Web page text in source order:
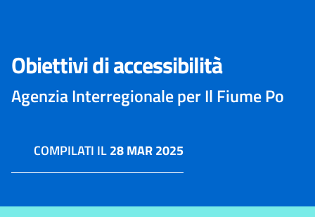
Obiettivi di accessibilità
Agenzia Interregionale per Il Fiume Po
COMPILATI IL28 MAR 2025